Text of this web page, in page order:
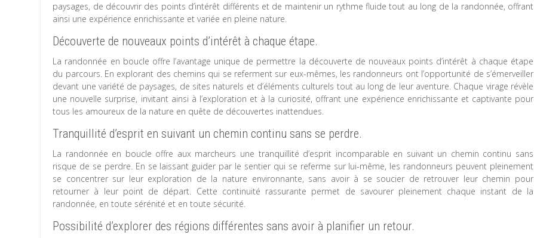
paysages, de découvrir des points d’intérêt différents et de maintenir un rythme fluide tout au long de la randonnée, offrant
ainsi une expérience enrichissante et variée en pleine nature.
Découverte de nouveaux points d’intérêt à chaque étape.
La randonnée en boucle offre l’avantage unique de permettre la découverte de nouveaux points d’intérêt à chaque étape
du parcours. En explorant des chemins qui se referment sur eux-mêmes, les randonneurs ont l’opportunité de s’émerveiller
devant une variété de paysages, de sites naturels et d’éléments culturels tout au long de leur aventure. Chaque virage révèle
une nouvelle surprise, invitant ainsi à l’exploration et à la curiosité, offrant une expérience enrichissante et captivante pour
tous les amoureux de la nature en quête de découvertes inattendues.
Tranquillité d’esprit en suivant un chemin continu sans se perdre.
La randonnée en boucle offre aux marcheurs une tranquillité d’esprit incomparable en suivant un chemin continu sans
risque de se perdre. En se laissant guider par le sentier qui se referme sur lui-même, les randonneurs peuvent pleinement
se concentrer sur leur exploration de la nature environnante, sans avoir à se soucier de retrouver leur chemin pour
retourner à leur point de départ. Cette continuité rassurante permet de savourer pleinement chaque instant de la
randonnée, en toute sérénité et en toute sécurité.
Possibilité d’explorer des régions différentes sans avoir à planifier un retour.